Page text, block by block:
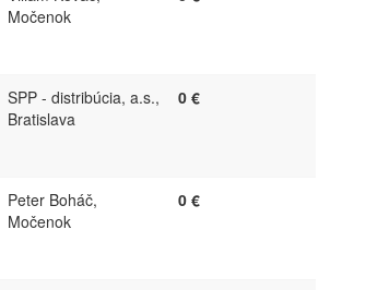
Močenok
SPP - distribúcia, a.s.,
Bratislava
0 €
Peter Boháč,
Močenok
0 €